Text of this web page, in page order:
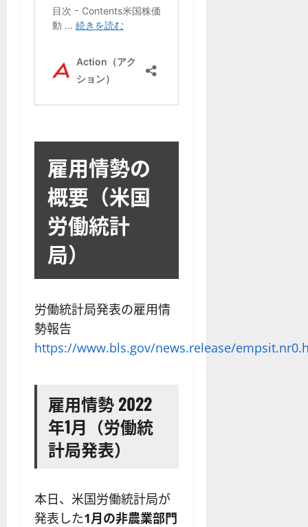
雇用情勢の
概要（米国
労働統計
局）
労働統計局発表の雇用情
勢報告
https://www.bls.gov/news.release/
雇用情勢 2022
年1月（労働統
計局発表）
本日、米国労働統計局が
発表した1月の非農業部門